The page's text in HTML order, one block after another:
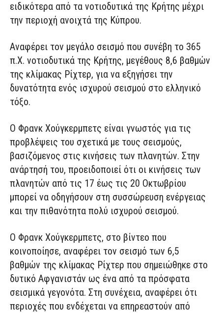
ειδικότερα από τα νοτιοδυτικά της Κρήτης μέχρι
την περιοχή ανοιχτά της Κύπρου.
Αναφέρει τον μεγάλο σεισμό που συνέβη το 365
π.Χ. νοτιοδυτικά της Κρήτης, μεγέθους 8,6 βαθμών
της κλίμακας Ρίχτερ, για να εξηγήσει την
δυνατότητα ενός ισχυρού σεισμού στο ελληνικό
τόξο.
Ο Φρανκ Χούγκερμπετς είναι γνωστός για τις
προβλέψεις του σχετικά με τους σεισμούς,
βασιζόμενος στις κινήσεις των πλανητών. Στην
ανάρτησή του, προειδοποιεί ότι οι κινήσεις των
πλανητών από τις 17 έως τις 20 Οκτωβρίου
μπορεί να οδηγήσουν στη συσσώρευση ενέργειας
και την πιθανότητα πολύ ισχυρού σεισμού.
Ο Φρανκ Χούγκερμπετς, στο βίντεο που
κοινοποίησε, αναφέρει τον σεισμό των 6,5
βαθμών της κλίμακας Ρίχτερ που σημειώθηκε στο
δυτικό Αφγανιστάν ως ένα από τα πρόσφατα
σεισμικά γεγονότα. Στη συνέχεια, αναφέρει ότι
περιοχές που ενδέχεται να επηρεαστούν από